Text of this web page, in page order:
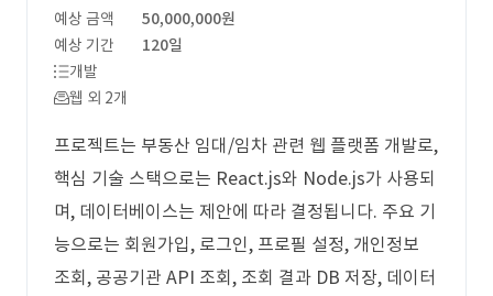
예상 금액
50,000,000원
예상 기간
120일
개발
웹 외 2개
프로젝트는 부동산 임대/임차 관련 웹 플랫폼 개발로,
핵심 기술 스택으로는 React.js와 Node.js가 사용되
며, 데이터베이스는 제안에 따라 결정됩니다. 주요 기
능으로는 회원가입, 로그인, 프로필 설정, 개인정보
조회, 공공기관 API 조회, 조회 결과 DB 저장, 데이터